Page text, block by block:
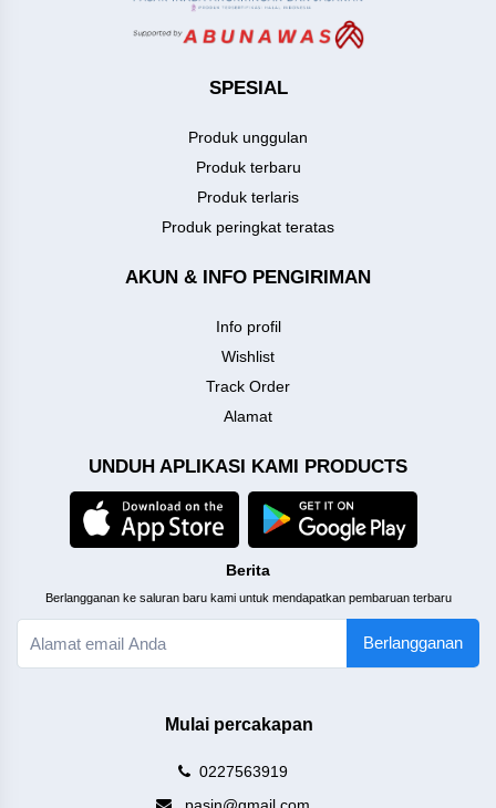
SPESIAL
Produk unggulan
Produk terbaru
Produk terlaris
Produk peringkat teratas
AKUN & INFO PENGIRIMAN
Info profil
Wishlist
Track Order
Alamat
UNDUH APLIKASI KAMI PRODUCTS
Berita
Berlangganan ke saluran baru kami untuk mendapatkan pembaruan terbaru
Berlangganan
Mulai percakapan
0227563919